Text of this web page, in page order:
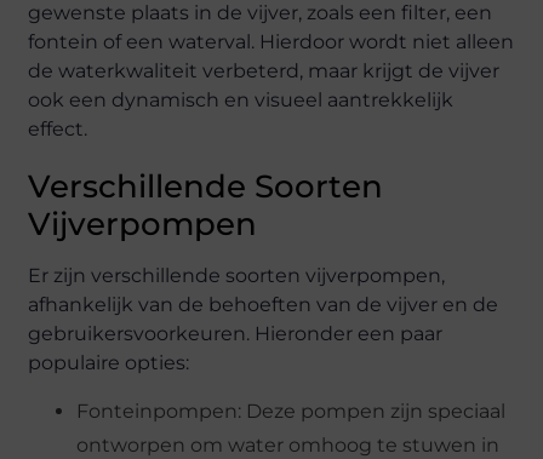
gewenste plaats in de vijver, zoals een filter, een
fontein of een waterval. Hierdoor wordt niet alleen
de waterkwaliteit verbeterd, maar krijgt de vijver
ook een dynamisch en visueel aantrekkelijk
effect.
Verschillende Soorten
Vijverpompen
Er zijn verschillende soorten vijverpompen,
afhankelijk van de behoeften van de vijver en de
gebruikersvoorkeuren. Hieronder een paar
populaire opties:
Fonteinpompen: Deze pompen zijn speciaal
ontworpen om water omhoog te stuwen in